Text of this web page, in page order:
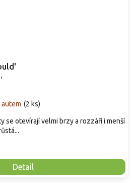
autem (2 ks)
Detail
se otevírají velmi brzy a rozzáří i menší